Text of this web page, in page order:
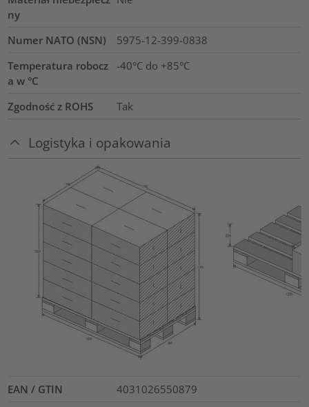
ny
Numer NATO (NSN)
5975-12-399-0838
Temperatura robocz
a w °C
-40°C do +85°C
Zgodność z ROHS Tak
Logistyka i opakowania
EAN / GTIN
4031026550879